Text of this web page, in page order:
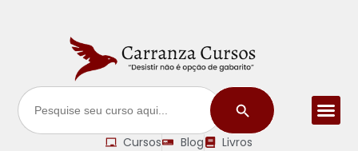
Search
for:
Search Button
Cursos Blog Livros